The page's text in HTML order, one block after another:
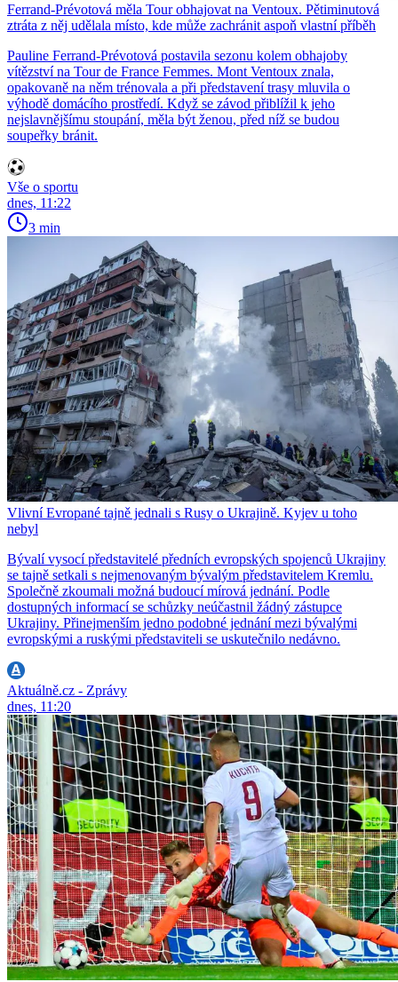
Ferrand-Prévotová měla Tour obhajovat na Ventoux. Pětiminutová
ztráta z něj udělala místo, kde může zachránit aspoň vlastní příběh
Pauline Ferrand-Prévotová postavila sezonu kolem obhajoby
vítězství na Tour de France Femmes. Mont Ventoux znala,
opakovaně na něm trénovala a při představení trasy mluvila o
výhodě domácího prostředí. Když se závod přiblížil k jeho
nejslavnějšímu stoupání, měla být ženou, před níž se budou
soupeřky bránit.
Vše o sportu
dnes, 11:22
3 min
Vlivní Evropané tajně jednali s Rusy o Ukrajině. Kyjev u toho
nebyl
Bývalí vysocí představitelé předních evropských spojenců Ukrajiny
se tajně setkali s nejmenovaným bývalým představitelem Kremlu.
Společně zkoumali možná budoucí mírová jednání. Podle
dostupných informací se schůzky neúčastnil žádný zástupce
Ukrajiny. Přinejmenším jedno podobné jednání mezi bývalými
evropskými a ruskými představiteli se uskutečnilo nedávno.
Aktuálně.cz - Zprávy
dnes, 11:20